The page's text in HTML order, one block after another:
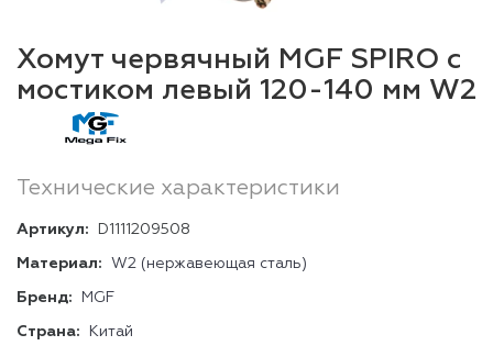
Хомут червячный MGF SPIRO с
мостиком левый 120-140 мм W2
Технические характеристики
Артикул: D1111209508
Материал: W2 (нержавеющая сталь)
Бренд: MGF
Страна: Китай